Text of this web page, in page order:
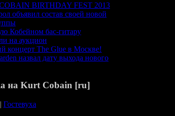
BIRTHDAY FEST 2013
объявил состав своей новой
Кобейном бас-гитару
на аукцион
концерт The Glue в Москве!
назвал дату выхода нового
на Kurt Cobain [ru]
| Гостевуха